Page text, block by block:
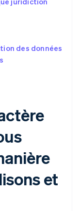
des données
et